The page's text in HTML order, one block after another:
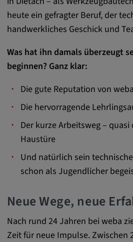
heute ein gefragter Beruf, der
handwerkliches Geschick und
Was hat ihn damals überzeugt
beginnen? Ganz klar:
Die gute Reputation von
Die hervorragende
Der kurze Arbeitsweg –
Haustüre
Und natürlich sein
schon als Jugendlicher
Neue Wege, neue
Nach rund 24 Jahren bei weba
Zeit für neue Impulse. Zwischen
Name:
cookie_consent
Zweck:
Dieses Cookie speichert
benutzerspezifischen
1 Jahr
Externe Medien
Notwendig, um Inhalte
Plattformen anzuzeigen.
Google Maps
Name:
DV, SOCS, NID, AEC,